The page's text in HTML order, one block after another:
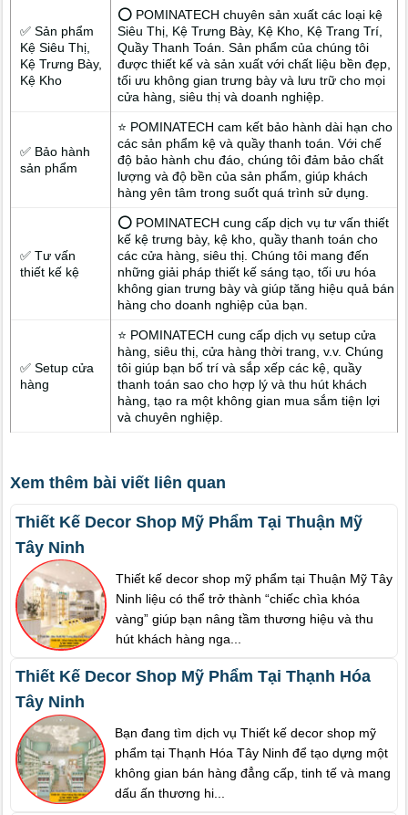
biệt, phù hợp với thị hiếu khách hàng tại P. Gò Dầu – nơi đang
dần trở thành điểm đến lý tưởng của các thương hiệu mỹ phẩm
lớn nhỏ.
✅ Sản phẩm
Kệ Siêu Thị,
Kệ Trưng Bày,
Kệ Kho
⭕ POMINATECH chuyên sản xuất các loại kệ
Siêu Thị, Kệ Trưng Bày, Kệ Kho, Kệ Trang Trí,
Quầy Thanh Toán. Sản phẩm của chúng tôi
được thiết kế và sản xuất với chất liệu bền đẹp,
tối ưu không gian trưng bày và lưu trữ cho mọi
cửa hàng, siêu thị và doanh nghiệp.
✅ Bảo hành
sản phẩm
⭐ POMINATECH cam kết bảo hành dài hạn cho
các sản phẩm kệ và quầy thanh toán. Với chế
độ bảo hành chu đáo, chúng tôi đảm bảo chất
lượng và độ bền của sản phẩm, giúp khách
hàng yên tâm trong suốt quá trình sử dụng.
✅ Tư vấn
thiết kế kệ
⭕ POMINATECH cung cấp dịch vụ tư vấn thiết
kế kệ trưng bày, kệ kho, quầy thanh toán cho
các cửa hàng, siêu thị. Chúng tôi mang đến
những giải pháp thiết kế sáng tạo, tối ưu hóa
không gian trưng bày và giúp tăng hiệu quả bán
hàng cho doanh nghiệp của bạn.
✅ Setup cửa
hàng
⭐ POMINATECH cung cấp dịch vụ setup cửa
hàng, siêu thị, cửa hàng thời trang, v.v. Chúng
tôi giúp bạn bố trí và sắp xếp các kệ, quầy
thanh toán sao cho hợp lý và thu hút khách
hàng, tạo ra một không gian mua sắm tiện lợi
và chuyên nghiệp.
Xem thêm bài viết liên quan
Thiết Kế Decor Shop Mỹ Phẩm Tại Thuận Mỹ
Tây Ninh
Thiết kế decor shop mỹ phẩm tại Thuận Mỹ Tây
Ninh liệu có thể trở thành “chiếc chìa khóa
vàng” giúp bạn nâng tầm thương hiệu và thu
hút khách hàng nga...
Thiết Kế Decor Shop Mỹ Phẩm Tại Thạnh Hóa
Tây Ninh
Bạn đang tìm dịch vụ Thiết kế decor shop mỹ
phẩm tại Thạnh Hóa Tây Ninh để tạo dựng một
không gian bán hàng đẳng cấp, tinh tế và mang
dấu ấn thương hi...